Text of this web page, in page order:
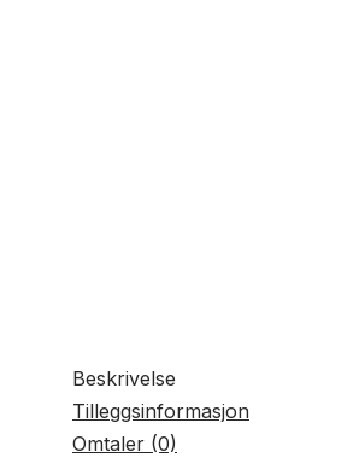
Beskrivelse
Tilleggsinformasjon
Omtaler (0)